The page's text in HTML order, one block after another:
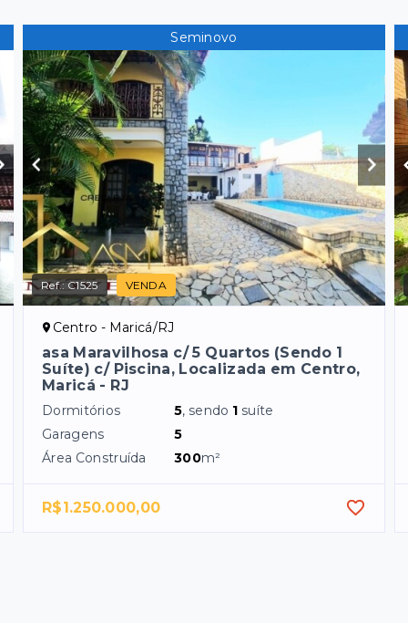
Seminovo
Ref.:C1525 VENDA
Centro - Maricá/RJ
asa Maravilhosa c/ 5 Quartos (Sendo 1
Suíte) c/ Piscina, Localizada em Centro,
Maricá - RJ
Dormitórios 5, sendo 1 suíte
Garagens
5
Área Construída
300m²
R$1.250.000,00